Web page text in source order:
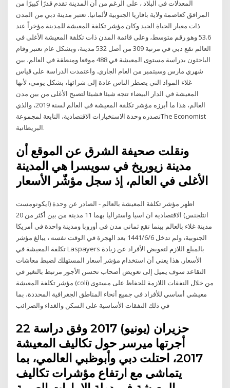
المعدلات في البلاد ، على الرغم من أن المدينة تقدم قدرًا كبيرًا من
المرافق كعاصمة ولاية بافاريا الجنوبية لألمانيا. تعتبر مدينة دبي من المدن
ذات معيار الحياة الجيد وكان مؤشر تكلفة المعيشة للمدينة مؤخراً عند
53.6 وهو رقم متوسط، وعلى قائمة المدن ذات تكلفة المعيشة الأغلى في
العالم تقع دبي في مرتبة 309 من أصل 532 مدينة، وبشكل عام تعتبر وقام
الباحثون بدراسة مستوى المعيشة في 488 موقعا ومنطقة في العالم، بين
شهري مارس وسبتمبر من العام الجاري. واعتمدت الدراسة على قياس
غلاء المواد التي يضطر الناس عادة إلى شرائها، بشكل يومي، لأنها
المعيشة في الدار البيضاء تتجه شيئا فشيئا لتصبح الأغلى من بين مدن
العالم، هذا ما أبرزه مؤشر تكلفة المعيشة في العالم لسنة 2019، والذي
تصدره وحدة الاستخبارات الاقتصادية، التابعة لمجموعةThe Economist
البريطانية.
ونقلت صحيفة الشرق عن الموقع أن
مدينة زيوريخ في سويسرا هي المدينة
الأغلى في العالم، إذ سجل مؤشّر الأسعار
اظهر مؤشر تكلفة المعيشة بالعالم - الصادر عن وحدة (ايكونومست
انتلجنس) الاقتصادية ان اسيا واستراليا بهما 11 مدينة من بين أكثر من 20
مدينة غلاء بالعالم بينما تقع ثماني مدن في أوروبا ومدينة واحدة في أمريكا
الجنوبية، ولم تدخل 6‏‏/6‏‏/1441 بعد الهجرة في الوقت نفسه ، يبالغ مؤشر
تكلفة المعيشة في Laspayers بالمبلغ اللازم لتعويض الأفراد عن زيادة
الأسعار. هذا يعني أن استخدام مؤشر أسعار المستهلك لضبط معاشات
التقاعد سوف يميل إلى تعويض أصحاب تحسن الأجور مرتبط بالتغير في
مؤشر تكلفة المعيشة (coli) من خلال النفقات اللازمة للحفاظ على مستوى
معيشي أساسي للأفراد في جميع أنحاء المناطق الجغرافية المحددة، بما
في ذلك النفقات الأساسية على السكن والغذاء والضرائب
22 حزيران (يونيو) 2017 وفق دراسة
أجرتها ميرسر حول تكاليف المعيشة
2017، احتلت دبي وأبوظبي العالمي، بما
يتماشى مع ارتفاع مؤشرات تكاليف